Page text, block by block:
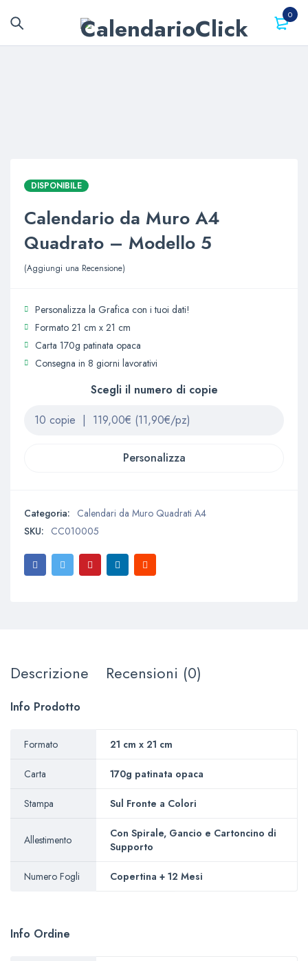
0
DISPONIBILE
Calendario da Muro A4
Quadrato – Modello 5
Aggiungi una Recensione
Personalizza la Grafica con i tuoi dati!
Formato 21 cm x 21 cm
Carta 170g patinata opaca
Consegna in 8 giorni lavorativi
Scegli il numero di copie
Personalizza
Categoria: Calendari da Muro Quadrati A4
SKU: CC010005
Descrizione Recensioni (0)
Info Prodotto
Formato 21 cm x 21 cm
Carta 170g patinata opaca
Stampa Sul Fronte a Colori
Allestimento
Con Spirale, Gancio e Cartoncino di
Supporto
Numero Fogli Copertina + 12 Mesi
Info Ordine